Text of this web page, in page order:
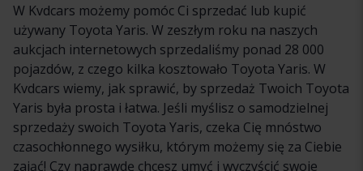
W Kvdcars możemy pomóc Ci sprzedać lub kupić
używany Toyota Yaris. W zeszłym roku na naszych
aukcjach internetowych sprzedaliśmy ponad 28 000
pojazdów, z czego kilka kosztowało Toyota Yaris. W
Kvdcars wiemy, jak sprawić, by sprzedaż Twoich Toyota
Yaris była prosta i łatwa. Jeśli myślisz o samodzielnej
sprzedaży swoich Toyota Yaris, czeka Cię mnóstwo
czasochłonnego wysiłku, którym możemy się za Ciebie
zająć! Czy naprawdę chcesz umyć i wyczyścić swoje